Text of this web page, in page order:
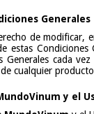
Generales
de modificar,
estas
Generales cada
cualquier
y el